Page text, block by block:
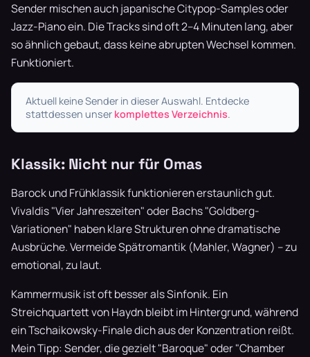
Sender mischen auch japanische Citypop-Samples oder
Jazz-Piano ein. Die Tracks sind oft 2–4 Minuten lang, aber
so ähnlich gebaut, dass keine abrupten Wechsel kommen.
Funktioniert.
Aktuell keine Sender in dieser Auswahl. Entdecke
stattdessen unser komplettes Verzeichnis.
Klassik: Nicht nur für Omas
Barock und Frühklassik funktionieren erstaunlich gut.
Vivaldis "Vier Jahreszeiten" oder Bachs "Goldberg-
Variationen" haben klare Strukturen ohne dramatische
Ausbrüche. Vermeide Spätromantik (Mahler, Wagner) – zu
emotional, zu laut.
Kammermusik ist oft besser als Sinfonik. Ein
Streichquartett von Haydn bleibt im Hintergrund, während
ein Tschaikowsky-Finale dich aus der Konzentration reißt.
Mein Tipp: Sender, die gezielt "Baroque" oder "Chamber